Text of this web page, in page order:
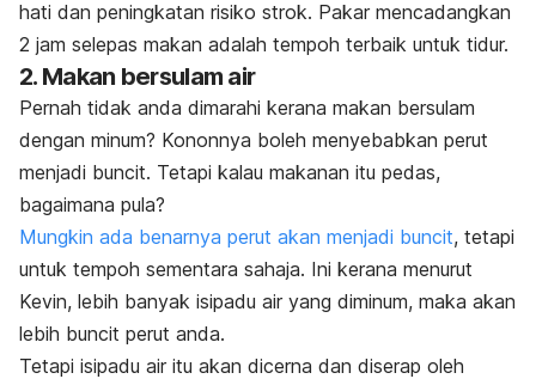
hati dan peningkatan risiko strok. Pakar mencadangkan
2 jam selepas makan adalah tempoh terbaik untuk tidur.
2. Makan bersulam air
Pernah tidak anda dimarahi kerana makan bersulam
dengan minum? Kononnya boleh menyebabkan perut
menjadi buncit. Tetapi kalau makanan itu pedas,
bagaimana pula?
Mungkin ada benarnya perut akan menjadi buncit, tetapi
untuk tempoh sementara sahaja. Ini kerana menurut
Kevin, lebih banyak isipadu air yang diminum, maka akan
lebih buncit perut anda.
Tetapi isipadu air itu akan dicerna dan diserap oleh